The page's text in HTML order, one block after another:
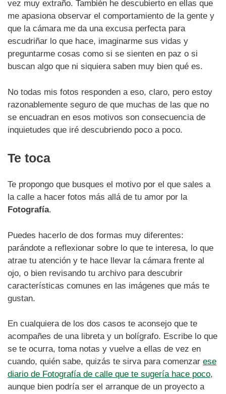
vez muy extraño. También he descubierto en ellas que
me apasiona observar el comportamiento de la gente y
que la cámara me da una excusa perfecta para
escudriñar lo que hace, imaginarme sus vidas y
preguntarme cosas como si se sienten en paz o si
buscan algo que ni siquiera saben muy bien qué es.
No todas mis fotos responden a eso, claro, pero estoy
razonablemente seguro de que muchas de las que no
se encuadran en esos motivos son consecuencia de
inquietudes que iré descubriendo poco a poco.
Te toca
Te propongo que busques el motivo por el que sales a
la calle a hacer fotos más allá de tu amor por la
Fotografía.
Puedes hacerlo de dos formas muy diferentes:
parándote a reflexionar sobre lo que te interesa, lo que
atrae tu atención y te hace llevar la cámara frente al
ojo, o bien revisando tu archivo para descubrir
características comunes en las imágenes que más te
gustan.
En cualquiera de los dos casos te aconsejo que te
acompañes de una libreta y un bolígrafo. Escribe lo que
se te ocurra, toma notas y vuelve a ellas de vez en
cuando, quién sabe, quizás te sirva para comenzar ese
diario de Fotografía de calle que te sugería hace poco,
aunque bien podría ser el arranque de un proyecto a